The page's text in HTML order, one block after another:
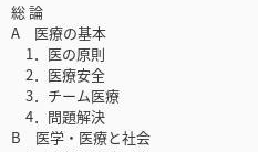
総 論
A 医療の基本
1．医の原則
2．医療安全
3．チーム医療
4．問題解決
B 医学・医療と社会